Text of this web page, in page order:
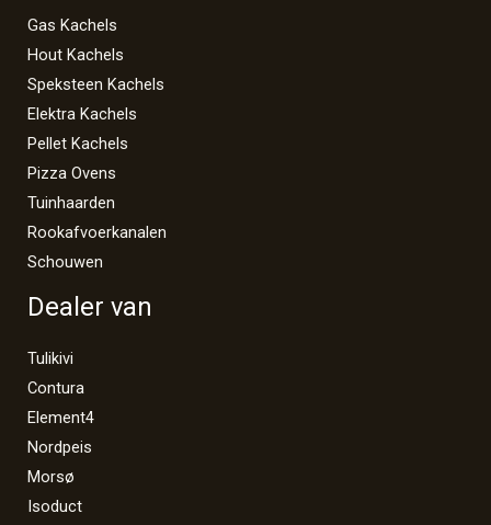
Gas Kachels
Hout Kachels
Speksteen Kachels
Elektra Kachels
Pellet Kachels
Pizza Ovens
Tuinhaarden
Rookafvoerkanalen
Schouwen
Dealer van
Tulikivi
Contura
Element4
Nordpeis
Morsø
Isoduct